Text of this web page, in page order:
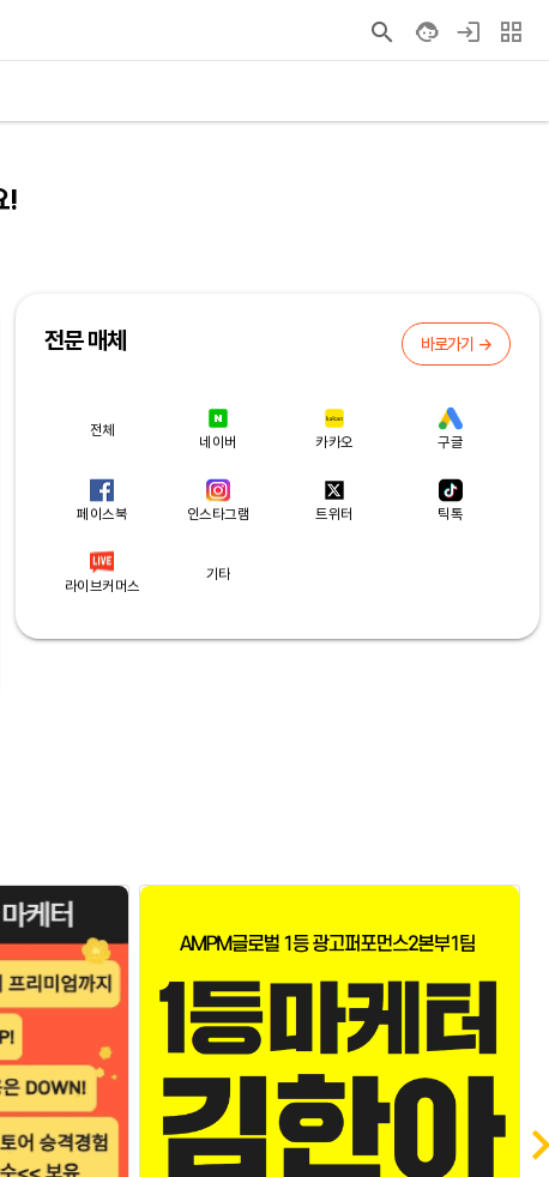
!
전문 매체 바로가기 →
전체
네이버 카카오 구글
페이스북 인스타그램 트위터 틱톡
라이브커머스
기타